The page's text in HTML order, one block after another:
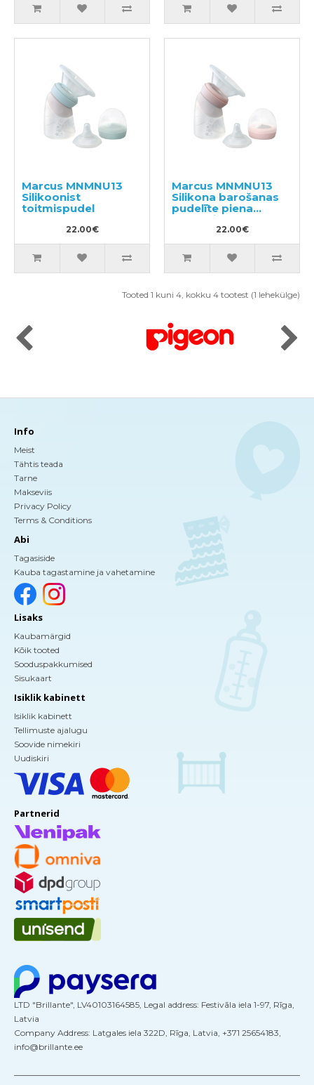
Marcus MNMNU13
Silikoonist
toitmispudel
22.00€
Marcus MNMNU13
Silikona barošanas
pudelīte piena
pumpītis
22.00€
Tooted 1 kuni 4, kokku 4 tootest (1 lehekülge)
Info
Meist
Tähtis teada
Tarne
Makseviis
Privacy Policy
Terms & Conditions
Abi
Tagasiside
Kauba tagastamine ja vahetamine
Lisaks
Kaubamärgid
Kõik tooted
Sooduspakkumised
Sisukaart
Isiklik kabinett
Isiklik kabinett
Tellimuste ajalugu
Soovide nimekiri
Uudiskiri
Partnerid
LTD "Brillante", LV40103164585, Legal address: Festivāla iela 1-97, Rīga,
Latvia
Company Address: Latgales iela 322D, Rīga, Latvia, +371 25654183,
info@brillante.ee